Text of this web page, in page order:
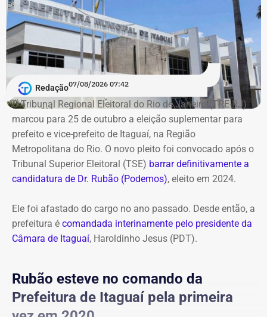
Com a nova nomeação, o ex-supersecretário substitui o
poderoso delegado Roberto Leão, o secretário-chefe do
Gabinete de Segurança Institucional (GSI) que vinha
respondendo interinamente pelo expediente do órgão.
Redação07/08/2026 07:42
O Tribunal Regional Eleitoral do Rio de Janeiro (TRE-RJ)
marcou para 25 de outubro a eleição suplementar para
prefeito e vice-prefeito de Itaguaí, na Região
Metropolitana do Rio. O novo pleito foi convocado após o
Tribunal Superior Eleitoral (TSE) barrar definitivamente a
candidatura de Dr. Rubão (Podemos), eleito em 2024.
Ele foi afastado do cargo no ano passado. Desde então, a
prefeitura é comandada interinamente pelo presidente da
Câmara de Itaguaí, Haroldinho Jesus (PDT).
Rubão esteve no comando da
Prefeitura de Itaguaí pela primeira